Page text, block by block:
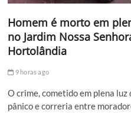
Homem é morto em
no Jardim Nossa
Hortolândia
9 horas ago
O crime, cometido em plena luz
pânico e correria entre